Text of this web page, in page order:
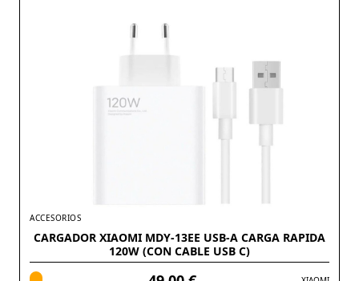
ACCESORIOS
CARGADOR XIAOMI MDY-13EE USB-A CARGA RAPIDA
120W (CON CABLE USB C)